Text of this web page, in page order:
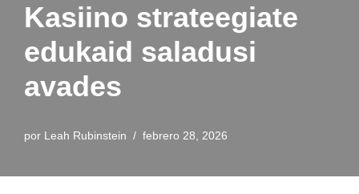
Kasiino strateegiate
edukaid saladusi
avades
por Leah Rubinstein febrero 28, 2026